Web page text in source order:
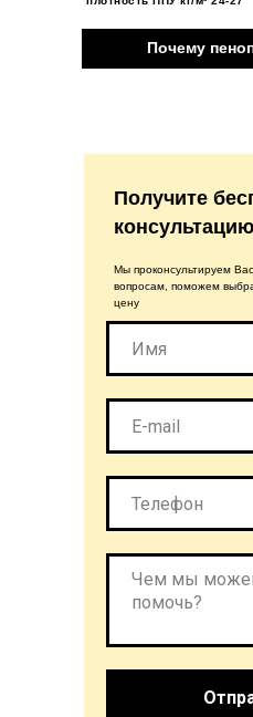
Получите
Мы проконсультируем
вопросам, поможем
цену
Почему